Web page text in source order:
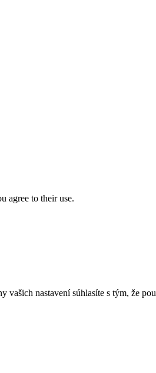
agree to their use.
nastavení súhlasíte s tým, že